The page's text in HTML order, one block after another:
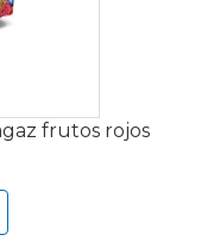
frutos rojos